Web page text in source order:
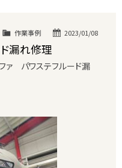
2023/01/08
作業事例
漏れ修理
ァ パワステフルード漏